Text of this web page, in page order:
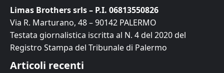
Limas Brothers srls – P.I. 06813550826
Via R. Marturano, 48 – 90142 PALERMO
Testata giornalistica iscritta al N. 4 del 2020 del
Registro Stampa del Tribunale di Palermo
Articoli recenti